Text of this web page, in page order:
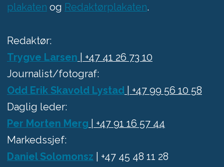
plakaten og Redaktørplakaten.
Redaktør:
Trygve Larsen | +47 41 26 73 10
Journalist/fotograf:
Odd Erik Skavold Lystad| +47 99 56 10 58
Daglig leder:
Per Morten Merg | +47 91 16 57 44
Markedssjef:
Daniel Solomonsz | +47 45 48 11 28